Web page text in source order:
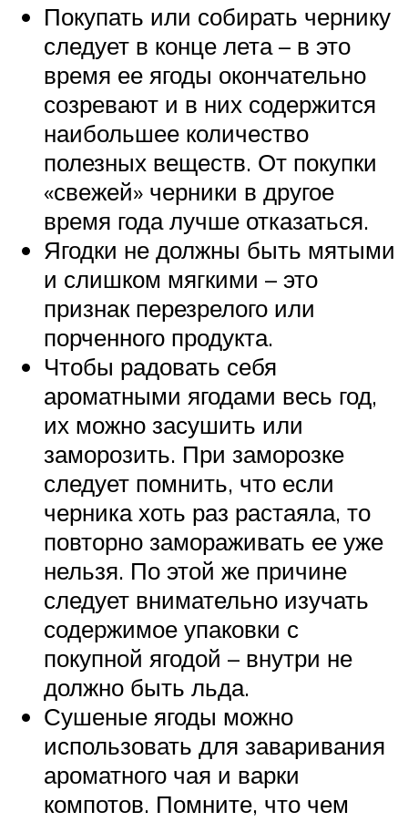
Покупать или собирать чернику
следует в конце лета – в это
время ее ягоды окончательно
созревают и в них содержится
наибольшее количество
полезных веществ. От покупки
«свежей» черники в другое
время года лучше отказаться.
Ягодки не должны быть мятыми
и слишком мягкими – это
признак перезрелого или
порченного продукта.
Чтобы радовать себя
ароматными ягодами весь год,
их можно засушить или
заморозить. При заморозке
следует помнить, что если
черника хоть раз растаяла, то
повторно замораживать ее уже
нельзя. По этой же причине
следует внимательно изучать
содержимое упаковки с
покупной ягодой – внутри не
должно быть льда.
Сушеные ягоды можно
использовать для заваривания
ароматного чая и варки
компотов. Помните, что чем